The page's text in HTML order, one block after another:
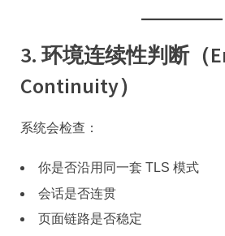
3. 环境连续性判断（
Continuity）
系统会检查：
你是否沿用同一套 TLS 模式
会话是否连贯
页面链路是否稳定